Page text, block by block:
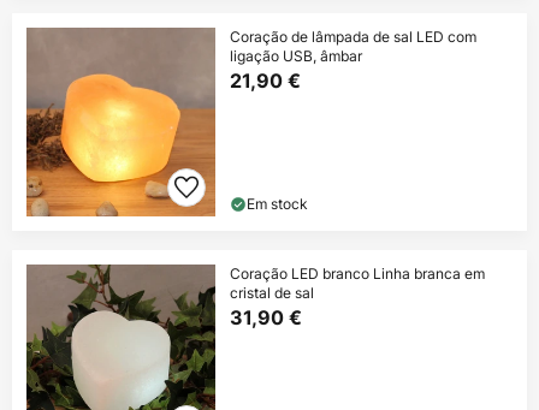
Coração de lâmpada de sal LED com
ligação USB, âmbar
21,90 €
Em stock
Coração LED branco Linha branca em
cristal de sal
31,90 €